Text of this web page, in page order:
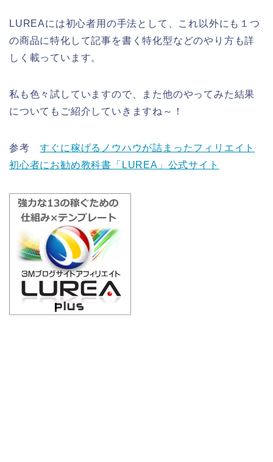
LUREAには初心者用の手法として、これ以外にも１つ
の商品に特化して記事を書く特化型などのやり方も詳
しく載っています。
私も色々試していますので、また他のやってみた結果
についてもご紹介していきますね～！
参考
すぐに稼げるノウハウが詰まったフィリエイト
初心者にお勧め教科書「LUREA」公式サイト